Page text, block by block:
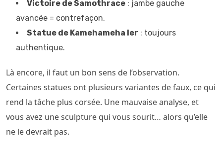
Victoire de Samothrace : jambe gauche
avancée = contrefaçon.
Statue de Kamehameha Ier : toujours
authentique.
Là encore, il faut un bon sens de l’observation.
Certaines statues ont plusieurs variantes de faux, ce qui
rend la tâche plus corsée. Une mauvaise analyse, et
vous avez une sculpture qui vous sourit… alors qu’elle
ne le devrait pas.